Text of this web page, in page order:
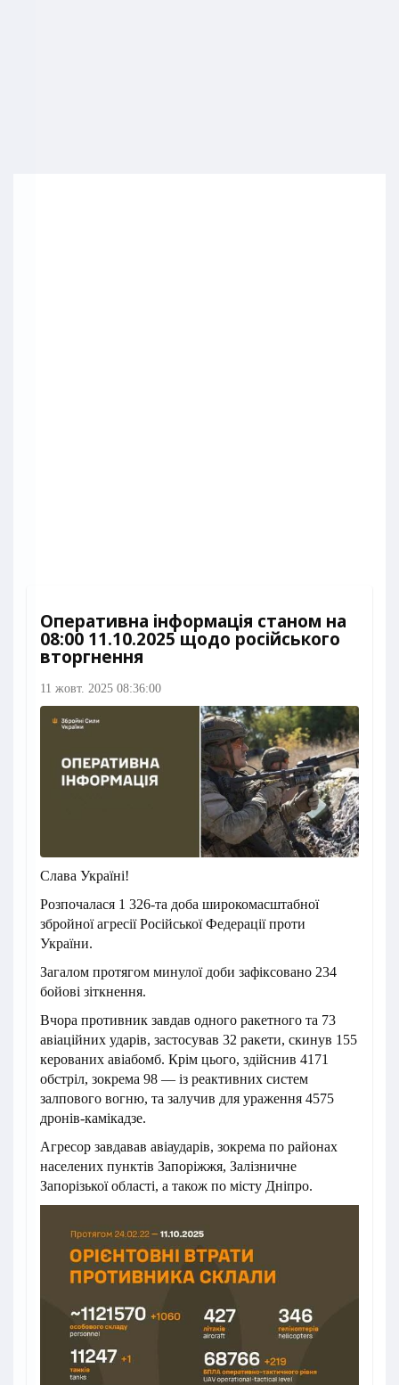
Оперативна інформація станом на
08:00 11.10.2025 щодо російського
вторгнення
11 жовт. 2025 08:36:00
Слава Україні!
Розпочалася 1 326-та доба широкомасштабної
збройної агресії Російської Федерації проти
України.
Загалом протягом минулої доби зафіксовано 234
бойові зіткнення.
Вчора противник завдав одного ракетного та 73
авіаційних ударів, застосував 32 ракети, скинув 155
керованих авіабомб. Крім цього, здійснив 4171
обстріл, зокрема 98 — із реактивних систем
залпового вогню, та залучив для ураження 4575
дронів-камікадзе.
Агресор завдавав авіаударів, зокрема по районах
населених пунктів Запоріжжя, Залізничне
Запорізької області, а також по місту Дніпро.